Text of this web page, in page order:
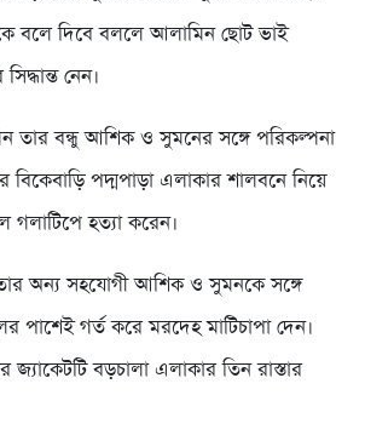
বলে দিবে বললে আলামিন ছোট ভাই
নেন।
তার বন্ধু আশিক ও সুমনের সঙ্গে পরিকল্পনা
পদ্মপাড়া এলাকার শালবনে নিয়ে
গলাটিপে হত্যা করেন।
অন্য সহযোগী আশিক ও সুমনকে সঙ্গে
পাশেই গর্ত করে মরদেহ মাটিচাপা দেন।
জ্যাকেটটি বড়চালা এলাকার তিন রাস্তার